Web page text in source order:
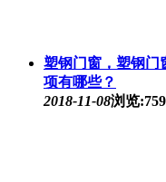
塑钢门窗，塑钢门
项有哪些？
2018-11-08浏览:759